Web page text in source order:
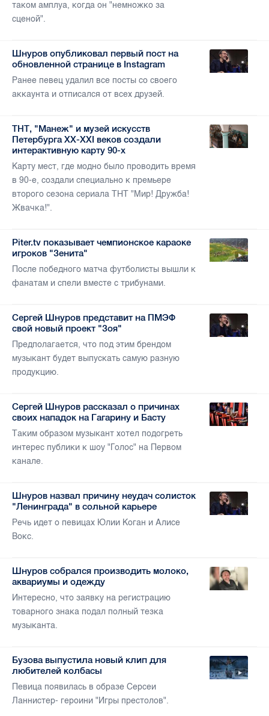
таком амплуа, когда он "немножко за
сценой".
Шнуров опубликовал первый пост на
обновленной странице в Instagram
Ранее певец удалил все посты со своего
аккаунта и отписался от всех друзей.
ТНТ, "Манеж" и музей искусств
Петербурга XX-XXI веков создали
интерактивную карту 90-х
Карту мест, где модно было проводить время
в 90-е, создали специально к премьере
второго сезона сериала ТНТ "Мир! Дружба!
Жвачка!".
Piter.tv показывает чемпионское караоке
игроков "Зенита"
После победного матча футболисты вышли к
фанатам и спели вместе с трибунами.
Сергей Шнуров представит на ПМЭФ
свой новый проект "Зоя"
Предполагается, что под этим брендом
музыкант будет выпускать самую разную
продукцию.
Сергей Шнуров рассказал о причинах
своих нападок на Гагарину и Басту
Таким образом музыкант хотел подогреть
интерес публики к шоу "Голос" на Первом
канале.
Шнуров назвал причину неудач солисток
"Ленинграда" в сольной карьере
Речь идет о певицах Юлии Коган и Алисе
Вокс.
Шнуров собрался производить молоко,
аквариумы и одежду
Интересно, что заявку на регистрацию
товарного знака подал полный тезка
музыканта.
Бузова выпустила новый клип для
любителей колбасы
Певица появилась в образе Серсеи
Ланнистер- героини "Игры престолов".